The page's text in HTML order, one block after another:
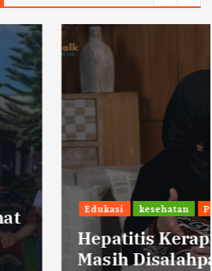
Pilihan
Didengar tetapi